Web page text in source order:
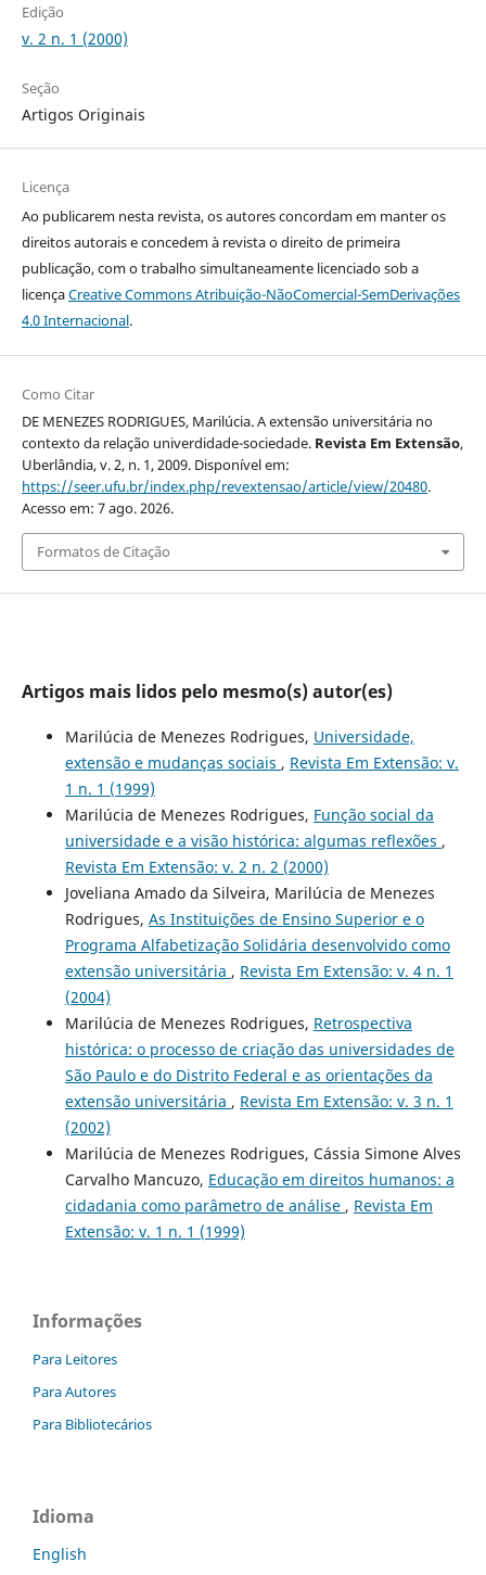
Edição
v. 2 n. 1 (2000)
Seção
Artigos Originais
Licença
Ao publicarem nesta revista, os autores concordam em manter os
direitos autorais e concedem à revista o direito de primeira
publicação, com o trabalho simultaneamente licenciado sob a
licençaCreative Commons Atribuição-NãoComercial-SemDerivações
4.0 Internacional.
Como Citar
DE MENEZES RODRIGUES, Marilúcia. A extensão universitária no
contexto da relação univerdidade-sociedade. Revista Em Extensão,
Uberlândia, v. 2, n. 1, 2009. Disponível em:
https://seer.ufu.br/index.php/revextensao/article/view/20480.
Acesso em: 7 ago. 2026.
Formatos de Citação
Artigos mais lidos pelo mesmo(s) autor(es)
Marilúcia de Menezes Rodrigues, Universidade,
extensão e mudanças sociais , Revista Em Extensão: v.
1 n. 1 (1999)
Marilúcia de Menezes Rodrigues, Função social da
universidade e a visão histórica: algumas reflexões ,
Revista Em Extensão: v. 2 n. 2 (2000)
Joveliana Amado da Silveira, Marilúcia de Menezes
Rodrigues, As Instituições de Ensino Superior e o
Programa Alfabetização Solidária desenvolvido como
extensão universitária , Revista Em Extensão: v. 4 n. 1
(2004)
Marilúcia de Menezes Rodrigues, Retrospectiva
histórica: o processo de criação das universidades de
São Paulo e do Distrito Federal e as orientações da
extensão universitária , Revista Em Extensão: v. 3 n. 1
(2002)
Marilúcia de Menezes Rodrigues, Cássia Simone Alves
Carvalho Mancuzo, Educação em direitos humanos: a
cidadania como parâmetro de análise , Revista Em
Extensão: v. 1 n. 1 (1999)
Informações
Para Leitores
Para Autores
Para Bibliotecários
Idioma
English